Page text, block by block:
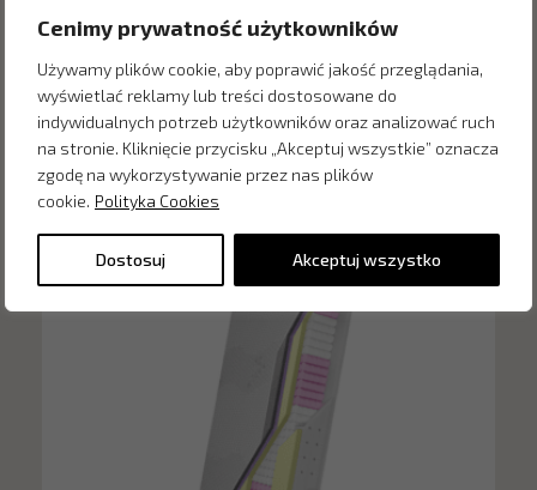
Cenimy prywatność użytkowników
Używamy plików cookie, aby poprawić jakość przeglądania,
wyświetlać reklamy lub treści dostosowane do
indywidualnych potrzeb użytkowników oraz analizować ruch
na stronie. Kliknięcie przycisku „Akceptuj wszystkie” oznacza
zgodę na wykorzystywanie przez nas plików
cookie. Polityka Cookies
Dostosuj Akceptuj wszystko
Inne produkty z kategorii